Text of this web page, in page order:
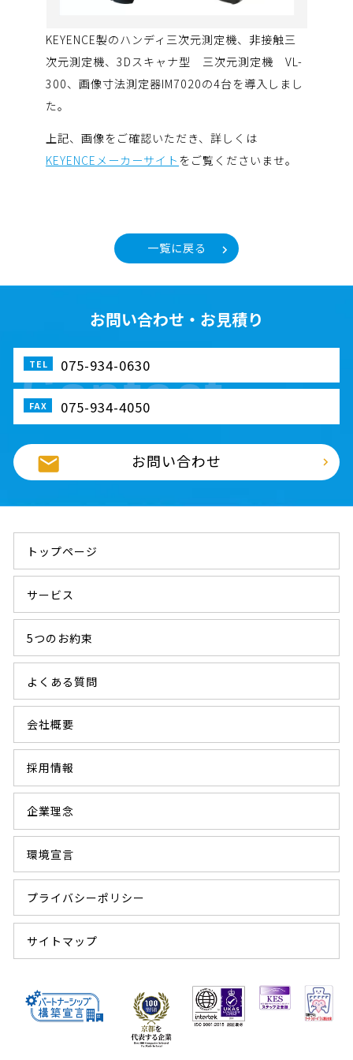
KEYENCE製のハンディ三次元測定機、非接触三
次元測定機、3Dスキャナ型 三次元測定機 VL-
300、画像寸法測定器IM7020の4台を導入しまし
た。
上記、画像をご確認いただき、詳しくは
KEYENCEメーカーサイト をご覧くださいませ。
一覧に戻る
お問い合わせ・お見積り
075-934-0630
075-934-4050
お問い合わせ
トップページ
サービス
5つのお約束
よくある質問
会社概要
採用情報
企業理念
環境宣言
プライバシーポリシー
サイトマップ